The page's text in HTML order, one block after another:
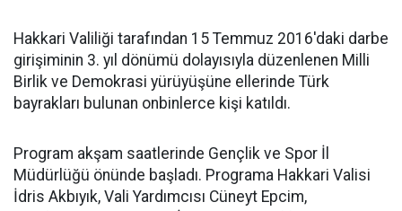
Hakkari Valiliği tarafından 15 Temmuz 2016'daki darbe
girişiminin 3. yıl dönümü dolayısıyla düzenlenen Milli
Birlik ve Demokrasi yürüyüşüne ellerinde Türk
bayrakları bulunan onbinlerce kişi katıldı.
Program akşam saatlerinde Gençlik ve Spor İl
Müdürlüğü önünde başladı. Programa Hakkari Valisi
İdris Akbıyık, Vali Yardımcısı Cüneyt Epcim,